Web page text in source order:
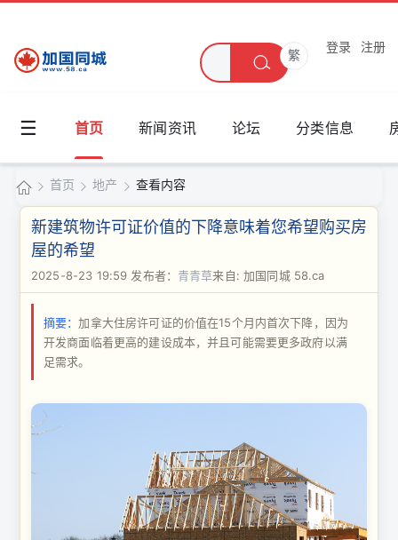
繁
登录 注册
☰ 首页 新闻资讯 论坛 分类信息
加
同
城
›
首页
›
地产 查看内容
新建筑物许可证价值的下降意味着您希望购买房
屋的希望
2025-8-23 19:59 发布者： 青青草来自: 加国同城 58.ca
摘要：加拿大住房许可证的价值在15个月内首次下降，因为
开发商面临着更高的建设成本，并且可能需要更多政府以满
足需求。